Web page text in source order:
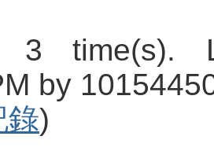
3 time(s).
by
錄)